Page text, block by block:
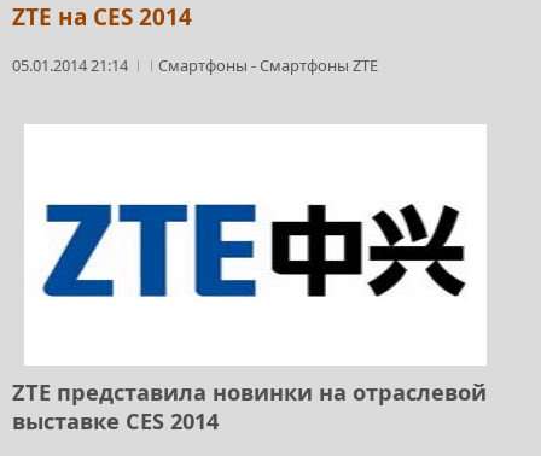
ZTE на CES 2014
05.01.2014 21:14 Смартфоны -Смартфоны ZTE
ZTE представила новинки на отраслевой
выставке CES 2014